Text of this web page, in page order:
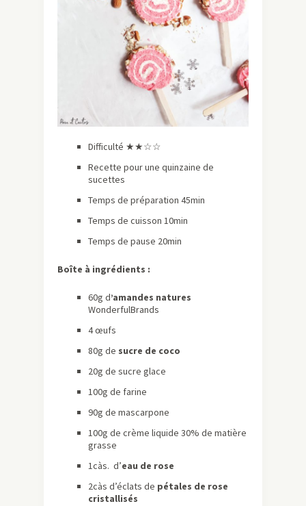
Difficulté ★★☆☆
Recette pour une quinzaine de
sucettes
Temps de préparation 45min
Temps de cuisson 10min
Temps de pause 20min
Boîte à ingrédients :
60g d’amandes natures
WonderfulBrands
4 œufs
80g de sucre de coco
20g de sucre glace
100g de farine
90g de mascarpone
100g de crème liquide 30% de matière
grasse
1càs. d’eau de rose
2càs d’éclats de pétales de rose
cristallisés